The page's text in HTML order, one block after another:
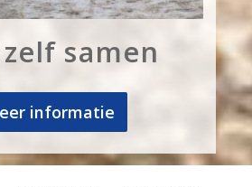
samen
informatie